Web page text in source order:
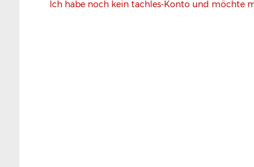
Ich habe noch kein tachles-Konto und möchte